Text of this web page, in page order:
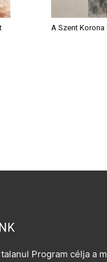
A Szent Korona
Program célja a